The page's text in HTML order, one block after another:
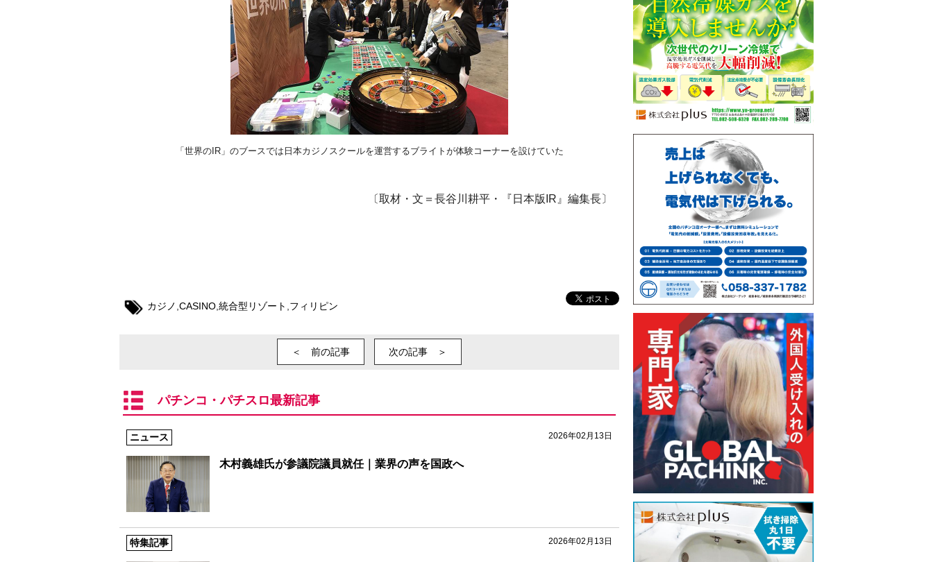
「世界のIR」のブースでは日本カジノスクールを運営するブライトが体験コーナーを設けていた
〔取材・文＝長谷川耕平・『日本版IR』編集長〕
カジノ ,CASINO,統合型リゾート ,フィリピン
＜ 前の記事 次の記事 ＞
パチンコ・パチスロ最新記事
2026年02月13日
ニュース
木村義雄氏が参議院議員就任｜業界の声を国政へ
2026年02月13日
特集記事